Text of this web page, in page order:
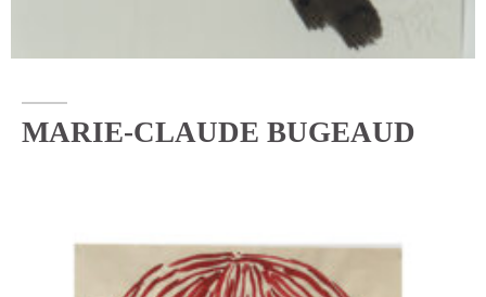
MARIE-CLAUDE BUGEAUD